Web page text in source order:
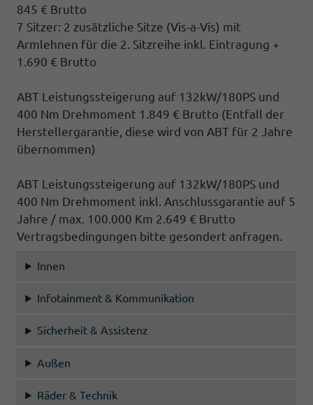
845 € Brutto
7 Sitzer: 2 zusätzliche Sitze (Vis-a-Vis) mit
Armlehnen für die 2. Sitzreihe inkl. Eintragung +
1.690 € Brutto
ABT Leistungssteigerung auf 132kW/180PS und
400 Nm Drehmoment 1.849 € Brutto (Entfall der
Herstellergarantie, diese wird von ABT für 2 Jahre
übernommen)
ABT Leistungssteigerung auf 132kW/180PS und
400 Nm Drehmoment inkl. Anschlussgarantie auf 5
Jahre / max. 100.000 Km 2.649 € Brutto
Vertragsbedingungen bitte gesondert anfragen.
Innen
Infotainment & Kommunikation
Sicherheit & Assistenz
Außen
Räder & Technik